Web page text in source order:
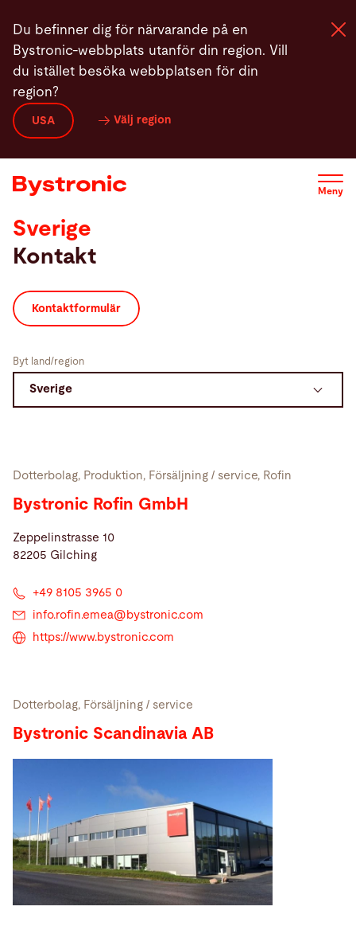
huvudinnehåll
Du befinner dig för närvarande på en
Bystronic-webbplats utanför din region. Vill
du istället besöka webbplatsen för din
region?
USA Välj region
Meny
Maskiner och programvara
Service
Newsroom
Företag
Sverige
Kontakt
Kontaktformulär
Byt land/region
Dotterbolag, Produktion, Försäljning / service, Rofin
Bystronic Rofin GmbH
Zeppelinstrasse 10
82205 Gilching
+49 8105 3965 0
info.rofin.emea@ bystronic.com
https://www.bystronic.com
Dotterbolag, Försäljning / service
Bystronic Scandinavia AB